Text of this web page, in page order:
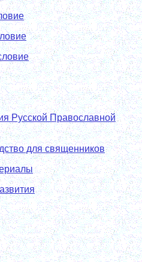
Русской Православной
для священников